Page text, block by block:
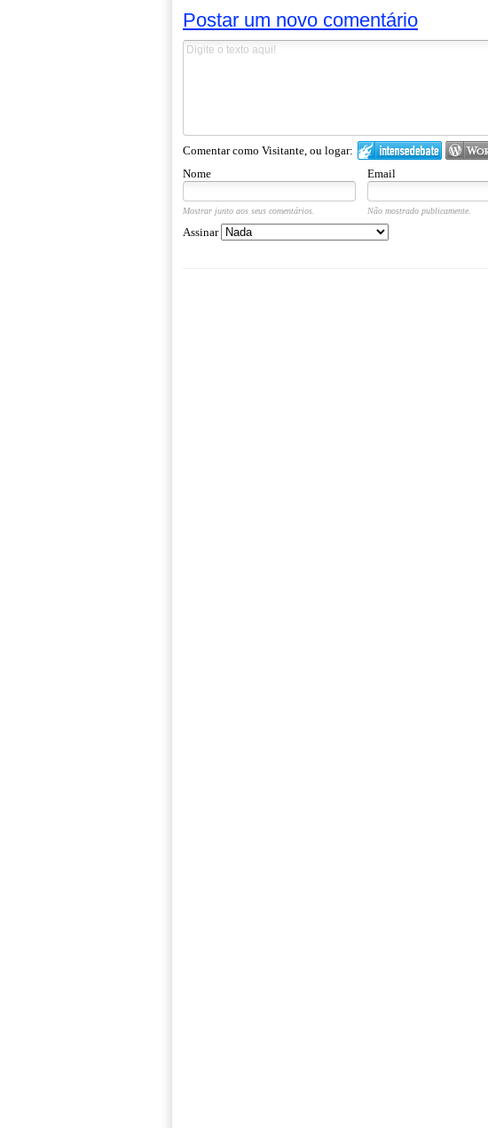
Postar um novo comentário
Comentar como Visitante, ou logar:
Nome Email
Mostrar junto aos seus comentários. Não mostrado publicamente.
Assinar